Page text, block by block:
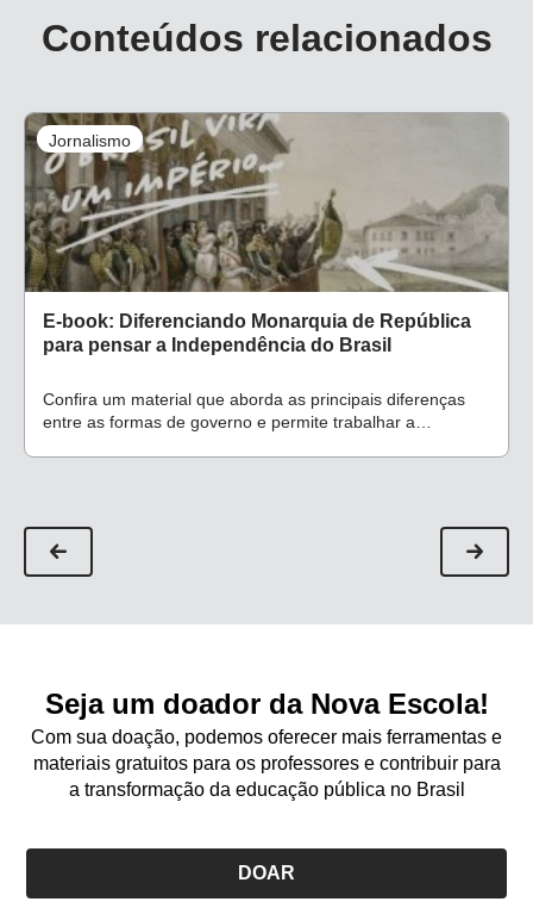
Conteúdos relacionados
Jornalismo
E-book: Diferenciando Monarquia de República
para pensar a Independência do Brasil
Confira um material que aborda as principais diferenças
entre as formas de governo e permite trabalhar a
Seja um doador da Nova Escola!
Com sua doação, podemos oferecer mais ferramentas e
materiais gratuitos para os professores e contribuir para
a transformação da educação pública no Brasil
DOAR